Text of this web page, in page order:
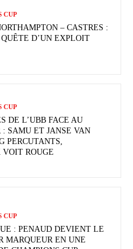
CUP
– CASTRES :
D’UN EXPLOIT
CUP
DE L’UBB FACE AU
: SAMU ET JANSE VAN
PERCUTANTS,
ROUGE
CUP
: PENAUD DEVIENT LE
MARQUEUR EN UNE